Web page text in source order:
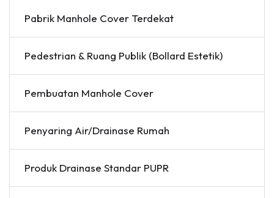
Pabrik Manhole Cover Terdekat
Pedestrian & Ruang Publik (Bollard Estetik)
Pembuatan Manhole Cover
Penyaring Air/Drainase Rumah
Produk Drainase Standar PUPR